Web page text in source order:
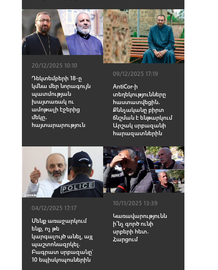
20/12/2025 10:10
Դեկտեմբերի 18-ը
կմնա մեր նորագույն
պատմության
խայտառակ ու
ամոթալի էջերից
մեկը․
հայտարարություն
09/12/2025 17:19
AntiCor-ի
տեղեկությունները
հաստատվեցին․
Քննչականը բիրտ
ճնշման է ենթարկում
Արշակ սրբազանի
հարազատներին
04/12/2025 17:17
Մենք առաջարկում
ենք, ոչ թե
կարգալույծ անել, այլ
պաշտոնազրկել.
Բագրատ սրբազանը՝
10 եպիսկոպոսներին
10/11/2025 13:39
Կառավարությունն
ի՞նչ գործ ունի
սրբերի հետ․
Հարցում